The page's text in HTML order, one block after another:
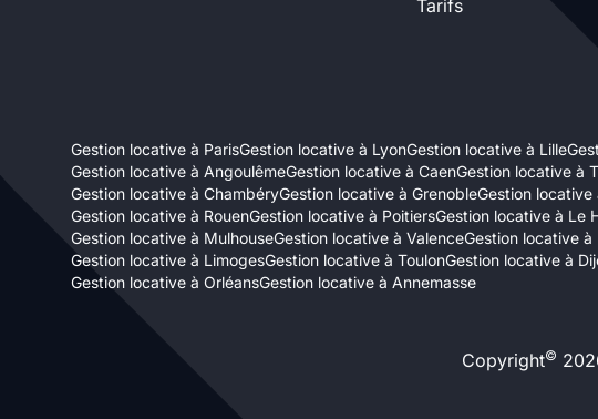
Local à vélo
Disponible à partir du
Tarifs
Gestion locative à ParisGestion locative à LyonGestion locative à Lille
Gestion locative à AngoulêmeGestion locative à CaenGestion locative à
Gestion locative à ChambéryGestion locative à GrenobleGestion locative
Gestion locative à RouenGestion locative à PoitiersGestion locative à Le
Gestion locative à MulhouseGestion locative à ValenceGestion locative à
Gestion locative à LimogesGestion locative à ToulonGestion locative à
Gestion locative à OrléansGestion locative à Annemasse
Copyright©